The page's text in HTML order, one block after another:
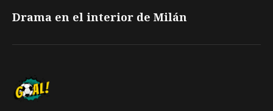
Drama en el interior de Milán